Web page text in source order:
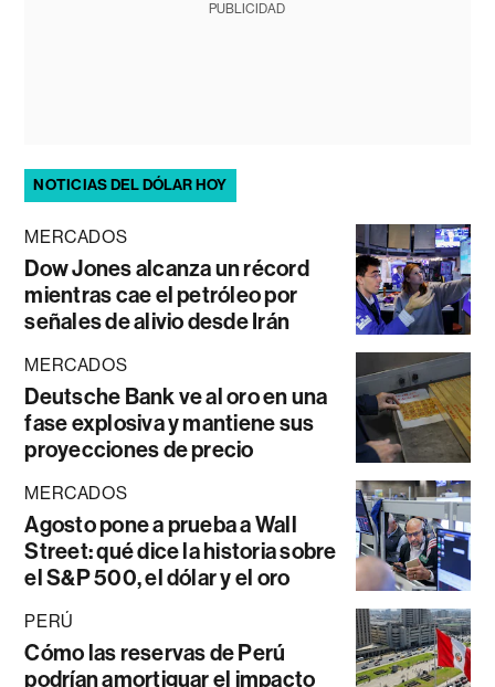
PUBLICIDAD
NOTICIAS DEL DÓLAR HOY
MERCADOS
Dow Jones alcanza un récord
mientras cae el petróleo por
señales de alivio desde Irán
MERCADOS
Deutsche Bank ve al oro en una
fase explosiva y mantiene sus
proyecciones de precio
MERCADOS
Agosto pone a prueba a Wall
Street: qué dice la historia sobre
el S&P 500, el dólar y el oro
PERÚ
Cómo las reservas de Perú
podrían amortiguar el impacto